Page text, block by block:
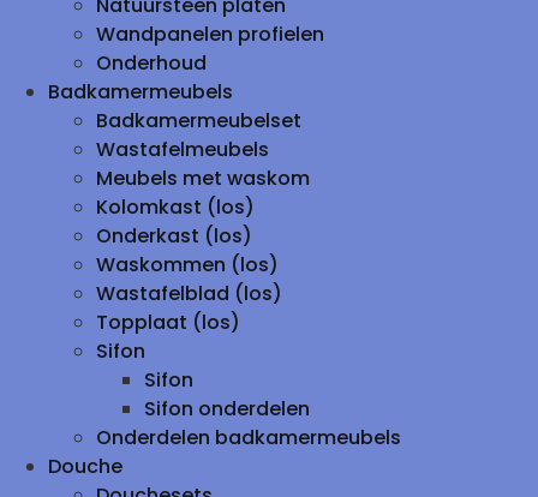
Wandpanelen profielen
Onderhoud
Badkamermeubels
Badkamermeubelset
Wastafelmeubels
Meubels met waskom
Kolomkast (los)
Onderkast (los)
Waskommen (los)
Wastafelblad (los)
Topplaat (los)
Sifon
Sifon
Sifon onderdelen
Onderdelen badkamermeubels
Douche